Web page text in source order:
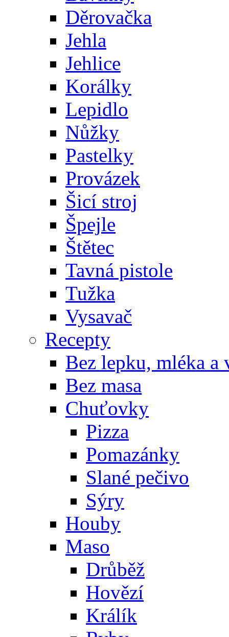
Děrovačka
Jehla
Jehlice
Korálky
Lepidlo
Nůžky
Pastelky
Provázek
Šicí stroj
Špejle
Štětec
Tavná pistole
Tužka
Vysavač
Recepty
Bez lepku, mléka a
Bez masa
Chuťovky
Pizza
Pomazánky
Slané pečivo
Sýry
Houby
Maso
Drůběž
Hovězí
Králík